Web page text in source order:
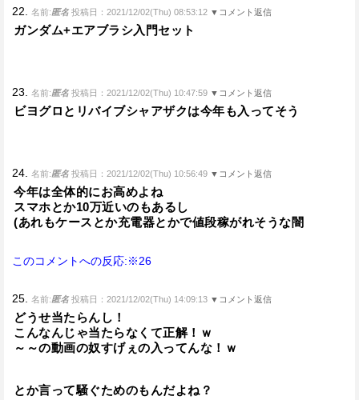
22. 名前:匿名 投稿日：2021/12/02(Thu) 08:53:12 ▼コメント返信
ガンダム+エアブラシ入門セット
23. 名前:匿名 投稿日：2021/12/02(Thu) 10:47:59 ▼コメント返信
ビヨグロとリバイブシャアザクは今年も入ってそう
24. 名前:匿名 投稿日：2021/12/02(Thu) 10:56:49 ▼コメント返信
今年は全体的にお高めよね
スマホとか10万近いのもあるし
(あれもケースとか充電器とかで値段稼がれそうな闇
このコメントへの反応:※26
25. 名前:匿名 投稿日：2021/12/02(Thu) 14:09:13 ▼コメント返信
どうせ当たらんし！
こんなんじゃ当たらなくて正解！ｗ
～～の動画の奴すげぇの入ってんな！ｗ
とか言って騒ぐためのもんだよね？